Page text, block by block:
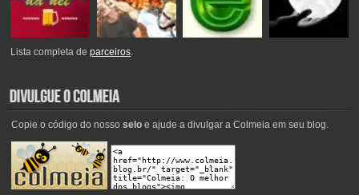
Lista completa deparceiros.
Copie o código do nosso seloe ajude a divulgar a Colmeia em seu blog.